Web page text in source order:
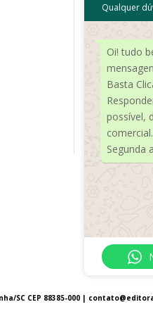
Meta
Acessar
Feed de
Feed de
SC CEP 88385-000 |
Qualquer
Oi! tudo
Basta
possível,
comercial.
Segunda